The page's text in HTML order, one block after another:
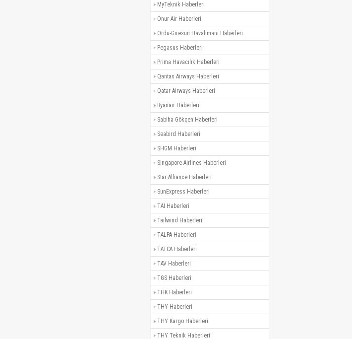
» MyTeknik Haberleri
» Onur Air Haberleri
» Ordu-Giresun Havalimanı Haberleri
» Pegasus Haberleri
» Prima Havacılık Haberleri
» Qantas Airways Haberleri
» Qatar Airways Haberleri
» Ryanair Haberleri
» Sabiha Gökçen Haberleri
» Seabird Haberleri
» SHGM Haberleri
» Singapore Airlines Haberleri
» Star Alliance Haberleri
» SunExpress Haberleri
» TAI Haberleri
» Tailwind Haberleri
» TALPA Haberleri
» TATCA Haberleri
» TAV Haberleri
» TGS Haberleri
» THK Haberleri
» THY Haberleri
» THY Kargo Haberleri
» THY Teknik Haberleri